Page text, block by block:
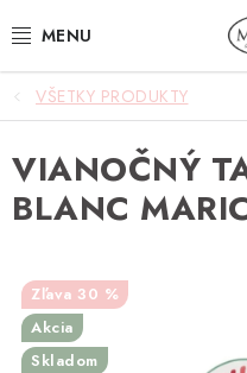
na
NOVINKY
AKCIA
ZÁHRADA
NÁBYTOK
SVIETIDLÁ
VŠETKY PRODUKTY
VIANOČNÝ
BLANC
30 %
Akcia
Skladom